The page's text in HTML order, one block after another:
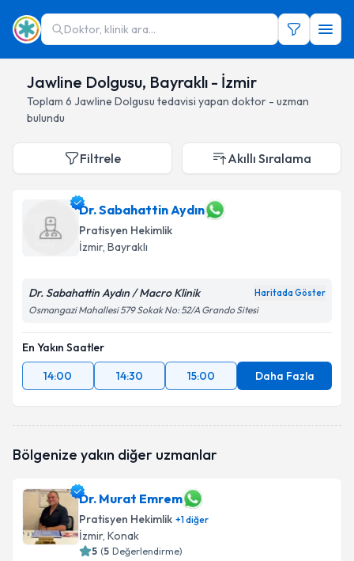
Doktor, klinik ara...
Jawline Dolgusu, Bayraklı - İzmir
Toplam 6 Jawline Dolgusu tedavisi yapan doktor - uzman
bulundu
Filtrele Akıllı Sıralama
Dr. Sabahattin Aydın
Pratisyen Hekimlik
İzmir, Bayraklı
Dr. Sabahattin Aydın / Macro Klinik Haritada Göster
Osmangazi Mahallesi 579 Sokak No: 52/A Grando Sitesi
En Yakın Saatler
14:00
14:30 15:00 Daha Fazla
Bölgenize yakın diğer uzmanlar
Dr. Murat Emrem
Pratisyen Hekimlik +1diğer
İzmir, Konak
5 (5 Değerlendirme)